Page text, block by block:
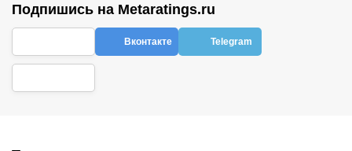
Подпишись на Metaratings.ru
Вконтакте Telegram